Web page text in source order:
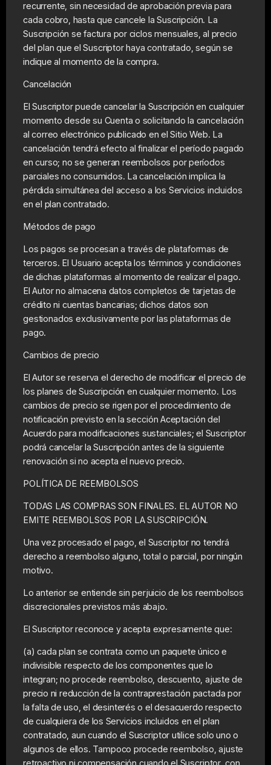
recurrente, sin necesidad de aprobación previa para
cada cobro, hasta que cancele la Suscripción. La
Suscripción se factura por ciclos mensuales, al precio
del plan que el Suscriptor haya contratado, según se
indique al momento de la compra.
Cancelación
El Suscriptor puede cancelar la Suscripción en cualquier
momento desde su Cuenta o solicitando la cancelación
al correo electrónico publicado en el Sitio Web. La
cancelación tendrá efecto al finalizar el período pagado
en curso; no se generan reembolsos por períodos
parciales no consumidos. La cancelación implica la
pérdida simultánea del acceso a los Servicios incluidos
en el plan contratado.
Métodos de pago
Los pagos se procesan a través de plataformas de
terceros. El Usuario acepta los términos y condiciones
de dichas plataformas al momento de realizar el pago.
El Autor no almacena datos completos de tarjetas de
crédito ni cuentas bancarias; dichos datos son
gestionados exclusivamente por las plataformas de
pago.
Cambios de precio
El Autor se reserva el derecho de modificar el precio de
los planes de Suscripción en cualquier momento. Los
cambios de precio se rigen por el procedimiento de
notificación previsto en la sección Aceptación del
Acuerdo para modificaciones sustanciales; el Suscriptor
podrá cancelar la Suscripción antes de la siguiente
renovación si no acepta el nuevo precio.
POLÍTICA DE REEMBOLSOS
TODAS LAS COMPRAS SON FINALES. EL AUTOR NO
EMITE REEMBOLSOS POR LA SUSCRIPCIÓN.
Una vez procesado el pago, el Suscriptor no tendrá
derecho a reembolso alguno, total o parcial, por ningún
motivo.
Lo anterior se entiende sin perjuicio de los reembolsos
discrecionales previstos más abajo.
El Suscriptor reconoce y acepta expresamente que:
(a) cada plan se contrata como un paquete único e
indivisible respecto de los componentes que lo
integran; no procede reembolso, descuento, ajuste de
precio ni reducción de la contraprestación pactada por
la falta de uso, el desinterés o el desacuerdo respecto
de cualquiera de los Servicios incluidos en el plan
contratado, aun cuando el Suscriptor utilice solo uno o
algunos de ellos. Tampoco procede reembolso, ajuste
retroactivo ni compensación cuando el Suscriptor, con